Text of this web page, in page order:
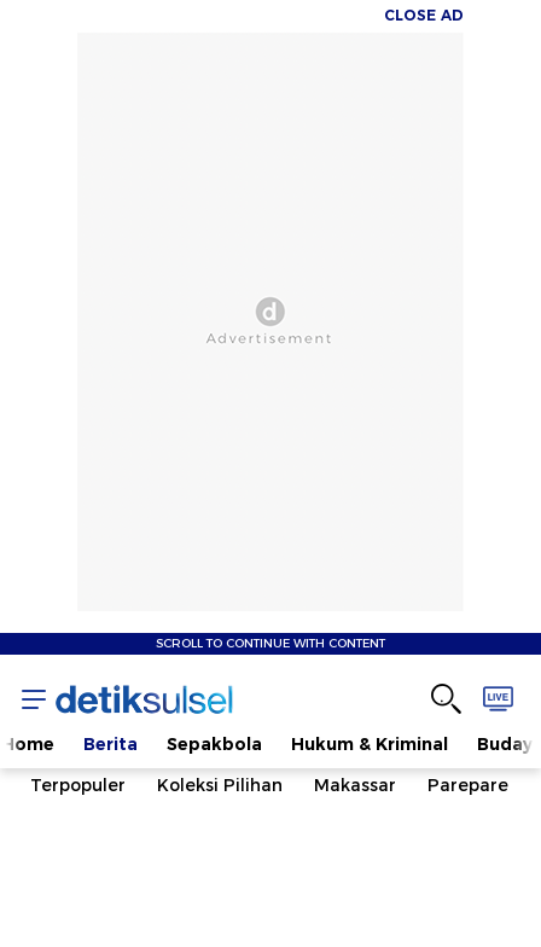
CLOSE AD
SCROLL TO CONTINUE WITH CONTENT
Home Berita Sepakbola Hukum & Kriminal
Terpopuler
Koleksi Pilihan Makassar Parepare